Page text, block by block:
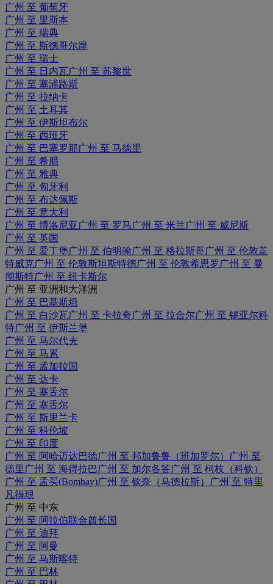
广州 至 葡萄牙
广州 至 里斯本
广州 至 瑞典
广州 至 斯德哥尔摩
广州 至 瑞士
广州 至 日内瓦广州 至 苏黎世
广州 至 塞浦路斯
广州 至 拉纳卡
广州 至 土耳其
广州 至 伊斯坦布尔
广州 至 西班牙
广州 至 巴塞罗那广州 至 马德里
广州 至 希腊
广州 至 雅典
广州 至 匈牙利
广州 至 布达佩斯
广州 至 意大利
广州 至 博洛尼亚 广州 至 罗马 广州 至 米兰广州 至 威尼斯
广州 至 英国
广州 至 爱丁堡广州 至 伯明翰广州 至 格拉斯哥广州 至 伦敦盖
特威克广州 至 伦敦斯坦斯特德广州 至 伦敦希思罗 广州 至 曼
彻斯特广州 至 纽卡斯尔
广州 至 亚洲和大洋洲
广州 至 巴基斯坦
广州 至 白沙瓦广州 至 卡拉奇广州 至 拉合尔广州 至 锡亚尔科
特广州 至 伊斯兰堡
广州 至 马尔代夫
广州 至 马累
广州 至 孟加拉国
广州 至 达卡
广州 至 塞舌尔
广州 至 塞舌尔
广州 至 斯里兰卡
广州 至 科伦坡
广州 至 印度
广州 至 阿哈迈达巴德广州 至 邦加鲁鲁（班加罗尔）
广州 至
德里 广州 至 海得拉巴广州 至 加尔各答广州 至 柯枝（科钦）
广州 至 孟买(Bombay)广州 至 钦奈（马德拉斯）
广州 至 特里
凡得琅
广州 至 中东
广州 至 阿拉伯联合酋长国
广州 至 迪拜
广州 至 阿曼
广州 至 马斯喀特
广州 至 巴林